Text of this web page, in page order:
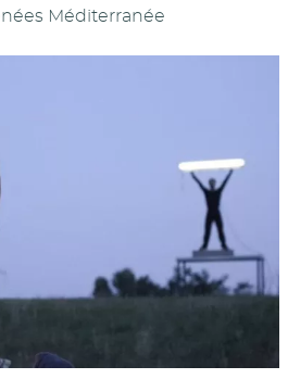
Méditerranée